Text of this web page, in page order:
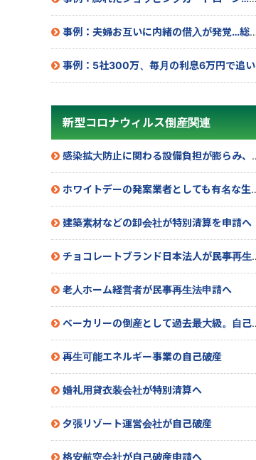
事例：夫婦お互いに内緒の借入が発覚…総額880万
事例：5社300万、毎月の利息6万円で追い込まれ･･･
新型コロナウィルス倒産関連
感染拡大防止に関わる設備負担が膨らみ、赤字決算に。民事再生法を申請へ
ホワイトデーの発案業者としても有名な生菓子製造販売業者が特別清算開始へ
建築素材などの卸会社が特別清算を申請へ
チョコレートブランド日本法人が民事再生法申請へ
老人ホーム経営者が民事再生法申請へ
ベーカリーの倒産として過去最大級。自己破産申請へ
再生可能エネルギー事業の自己破産
婚礼用貸衣装会社が特別清算へ
夕張リゾート運営会社が自己破産
格安航空会社が自己破産申請へ